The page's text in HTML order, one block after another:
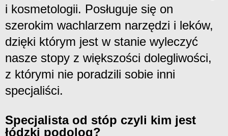
i kosmetologii. Posługuje się on
szerokim wachlarzem narzędzi i leków,
dzięki którym jest w stanie wyleczyć
nasze stopy z większości dolegliwości,
z którymi nie poradzili sobie inni
specjaliści.
Specjalista od stóp czyli kim jest
łódzki podolog?